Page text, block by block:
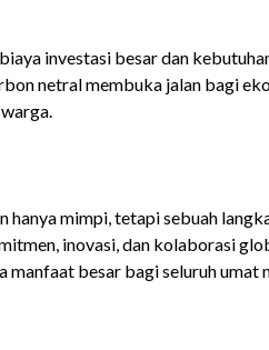
investasi besar dan
netral membuka jalan bagi
mimpi, tetapi sebuah
inovasi, dan kolaborasi
besar bagi seluruh umat